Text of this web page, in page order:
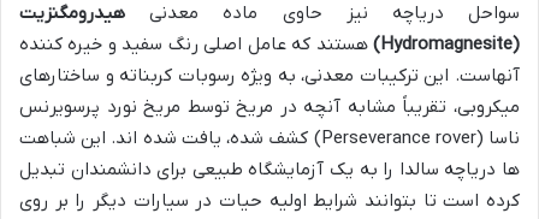
سواحل دریاچه نیز حاوی ماده معدنی هیدرومگنزیت
(Hydromagnesite)
هستند که عامل اصلی رنگ سفید و خیره کننده
آنهاست. این ترکیبات معدنی، به ویژه رسوبات کربناته و ساختارهای
میکروبی، تقریباً مشابه آنچه در مریخ توسط مریخ نورد پرسویرنس
ناسا (Perseverance rover) کشف شده، یافت شده اند. این شباهت
ها دریاچه سالدا را به یک آزمایشگاه طبیعی برای دانشمندان تبدیل
کرده است تا بتوانند شرایط اولیه حیات در سیارات دیگر را بر روی